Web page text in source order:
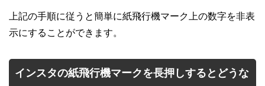
上記の手順に従うと簡単に紙飛行機マーク上の数字を非表
示にすることができます。
インスタの紙飛行機マークを長押しするとどうな